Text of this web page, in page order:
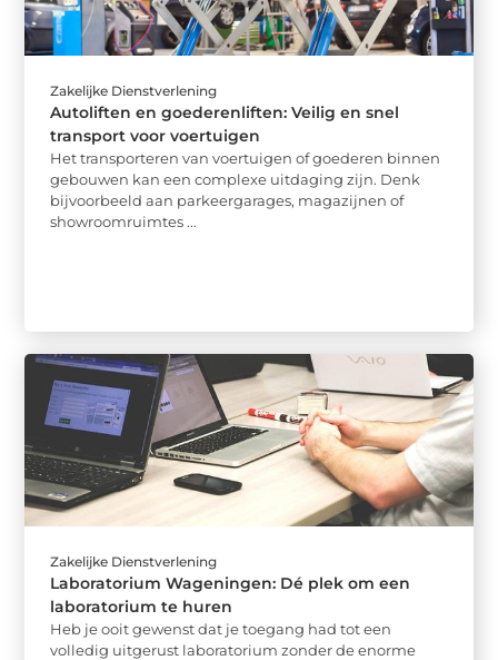
Zakelijke Dienstverlening
Autoliften en goederenliften: Veilig en snel
transport voor voertuigen
Het transporteren van voertuigen of goederen binnen
gebouwen kan een complexe uitdaging zijn. Denk
bijvoorbeeld aan parkeergarages, magazijnen of
showroomruimtes ...
Zakelijke Dienstverlening
Laboratorium Wageningen: Dé plek om een
laboratorium te huren
Heb je ooit gewenst dat je toegang had tot een
volledig uitgerust laboratorium zonder de enorme